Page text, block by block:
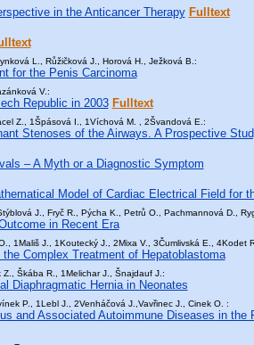
in the Anticancer Therapy Fulltext
L., Růžičková J., Horová H., Ježková B.:
for the Penis Carcinoma
V.:
Republic in 2003 Fulltext
Z., 1Špásová I., 1Víchová M. , 2Švandová E.:
Stenoses of the Airways. A Prospective
– A Myth or a Diagnostic Symptom
Model of Cardiac Electrical Field for
J., Fryč R., Pýcha K., Petrů O., Pachmannová D.,
in Recent Era
1Mališ J., 1Koutecký J., 2Mixa V., 3Čumlivská E., 4Kodet
Complex Treatment of Hepatoblastoma
Škába R., 1Melichar J., Šnajdauf J.:
Diaphragmatic Hernia in Neonates
P., 1Lebl J., 2Venháčová J.,Vavřinec J., Cinek O. :
and Associated Autoimmune Diseases in